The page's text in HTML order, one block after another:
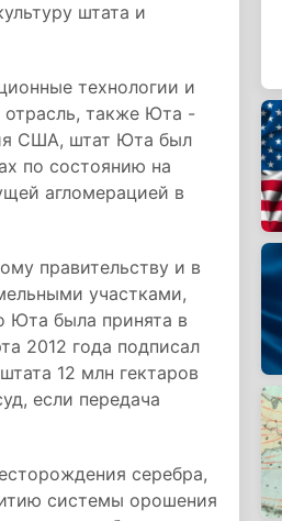
штата и
технологии и
отрасль, также Юта -
США, штат Юта был
по состоянию на
агломерацией в
правительству и в
участками,
Юта была принята в
2012 года подписал
12 млн гектаров
если передача
серебра,
системы орошения